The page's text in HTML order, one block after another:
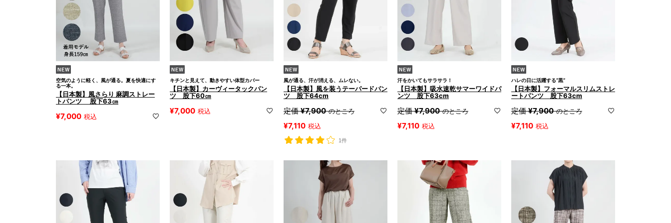
空気のように軽く、風が通る。夏を快適にす
る一本。
【日本製】風さらり 麻調ストレー
トパンツ 股下63㎝
¥7,000 税込
キチンと見えて、動きやすい体型カバー
【日本製】カーヴィータックパン
ツ 股下60㎝
¥7,000 税込
風が通る、汗が消える、ムレない。
【日本製】風を装うテーパードパン
ツ 股下64cm
定価 ¥7,900 のところ
¥7,110 税込
1件
汗をかいてもサラサラ！
【日本製】吸水速乾サマーワイドパ
ンツ 股下63cm
定価 ¥7,900 のところ
¥7,110 税込
ハレの日に活躍する“黒”
【日本製】フォーマルスリムストレ
ートパンツ 股下63cm
定価 ¥7,900 のところ
¥7,110 税込